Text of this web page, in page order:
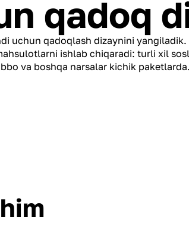
qadoq
uchun qadoqlash dizaynini
ishlab chiqaradi: turli xil
va boshqa narsalar kichik paketlarda.